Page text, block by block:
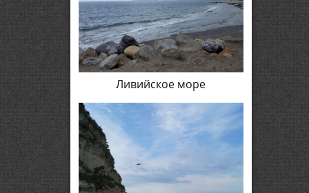
Ливийское море